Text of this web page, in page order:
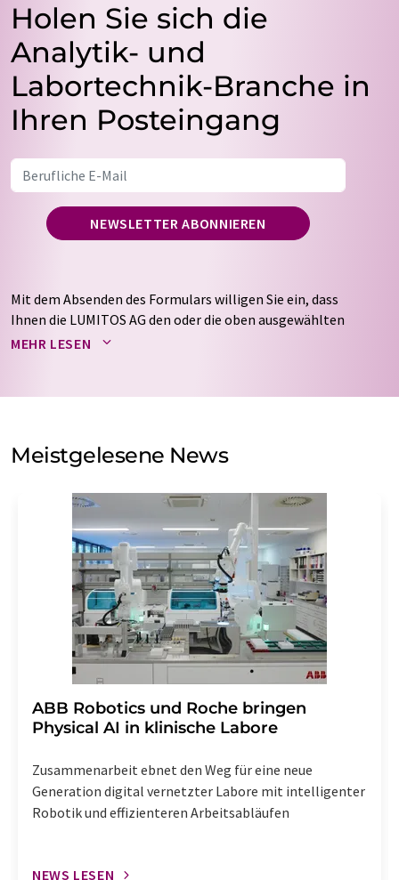
Holen Sie sich die
Analytik- und
Labortechnik-Branche in
Ihren Posteingang
NEWSLETTER ABONNIEREN
Mit dem Absenden des Formulars willigen Sie ein, dass
Ihnen die LUMITOS AG den oder die oben ausgewählten
Newsletter per E-Mail zusendet. Ihre Daten werden
auf Basis unsererDatenschutzerklärung. LUMITOS darf
Meinungsforschung per E-Mail kontaktieren. Ihre
Einwilligung können Sie jederzeit ohne Angabe von
Str. 2, 12489 Berlin oder per E-Mail unter
widerruf@lumitos.commit Wirkung für die Zukunft
widerrufen. Zudem ist in jeder E-Mail ein Link zur
Abbestellung des entsprechenden Newsletters
enthalten.
MEHR LESEN
Meistgelesene News
​​​​​​​ABB Robotics und Roche bringen
Physical AI in klinische Labore
Zusammenarbeit ebnet den Weg für eine neue
Generation digital vernetzter Labore mit intelligenter
Robotik und effizienteren Arbeitsabläufen
NEWS LESEN